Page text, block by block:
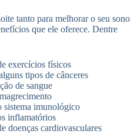
tanto para melhorar o seu sono
que ele oferece. Dentre
exercícios físicos
tipos de cânceres
de sangue
sistema imunológico
inflamatórios
doenças cardiovasculares